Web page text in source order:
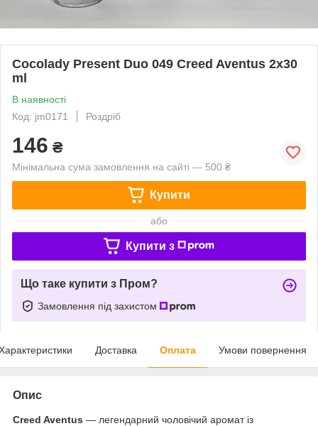
Cocolady Present Duo 049 Creed Aventus 2x30
ml
В наявності
Код: jm0171
Роздріб
146 ₴
Мінімальна сума замовлення на сайті — 500 ₴
Купити
або
Купити з
Що таке купити з Пром?
Замовлення під захистом
Доставка Оплата Умови повернення
Опис
Creed Aventus — легендарний чоловічий аромат із